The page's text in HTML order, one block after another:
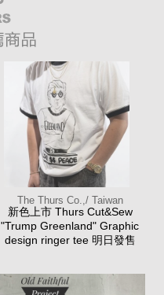
The Thurs Co.,/ Taiwan
新色上市 Thurs Cut&Sew
"Trump Greenland" Graphic
design ringer tee 明日發售